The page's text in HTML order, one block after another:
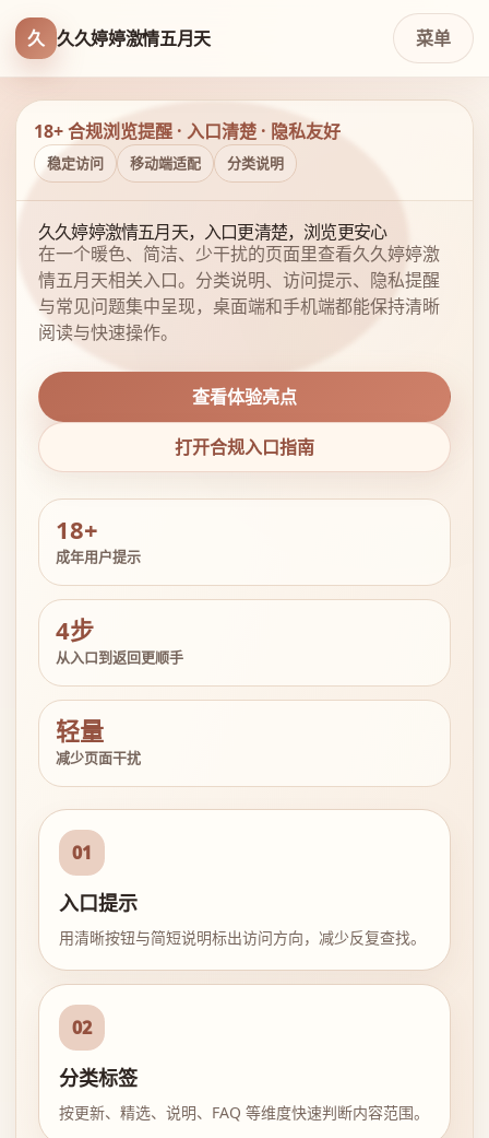
久 久久婷婷激情五月天 菜单
18+ 合规浏览提醒 · 入口清楚 · 隐私友好
稳定访问 移动端适配 分类说明
久久婷婷激情五月天，入口更清楚，浏览更安心
在一个暖色、简洁、少干扰的页面里查看久久婷婷激
情五月天相关入口。分类说明、访问提示、隐私提醒
与常见问题集中呈现，桌面端和手机端都能保持清晰
阅读与快速操作。
查看体验亮点
打开合规入口指南
18+
成年用户提示
4步
从入口到返回更顺手
轻量
减少页面干扰
01
入口提示
用清晰按钮与简短说明标出访问方向，减少反复查找。
02
分类标签
按更新、精选、说明、FAQ 等维度快速判断内容范围。